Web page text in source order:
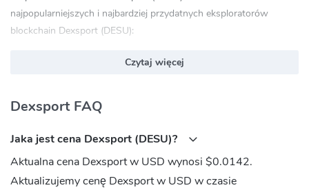
najpopularniejszych i najbardziej przydatnych eksploratorów
blockchain Dexsport (DESU):
Dexsport (DESU) Wspólnota
Discord:https://discord.gg/dbrcqrfecy/
Reddit: https://www.reddit.com/user/dexsport_fam/
Medium:https://dexsport.medium.com/
Czytaj więcej
Dexsport FAQ
Jaka jest cena Dexsport (DESU)?
Aktualna cena Dexsport w USD wynosi $0.0142.
Aktualizujemy cenę Dexsport w USD w czasie